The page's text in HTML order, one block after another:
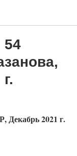
54
Декабрь 2021 г.